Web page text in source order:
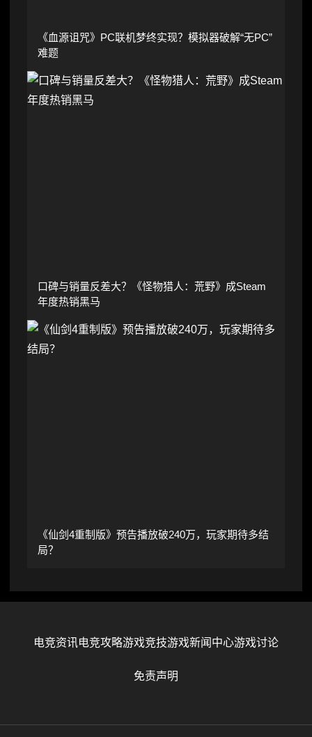
《血源诅咒》PC联机梦终实现？模拟器破解“无PC”
难题
口碑与销量反差大？《怪物猎人：荒野》成Steam
年度热销黑马
《仙剑4重制版》预告播放破240万，玩家期待多结
局？
电竞资讯电竞攻略游戏竞技游戏新闻中心游戏讨论
免责声明